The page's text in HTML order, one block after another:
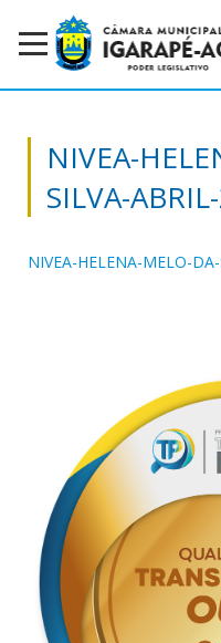
NIVEA-
SILVA-
NIVEA-HELENA-MELO-